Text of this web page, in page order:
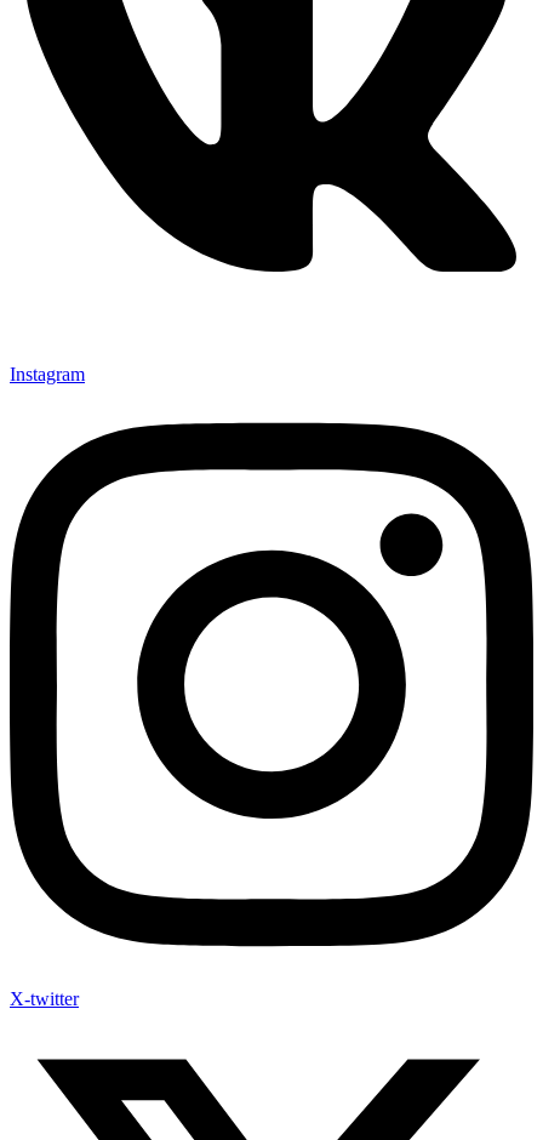
Instagram
X-twitter